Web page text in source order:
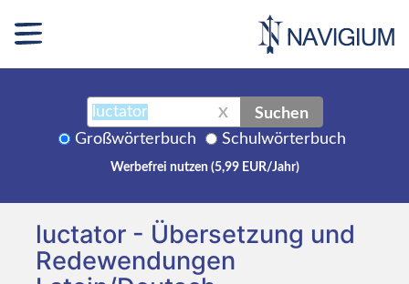
X Suchen
Großwörterbuch Schulwörterbuch
Werbefrei nutzen (5,99 EUR/Jahr)
luctator - Übersetzung und
Redewendungen